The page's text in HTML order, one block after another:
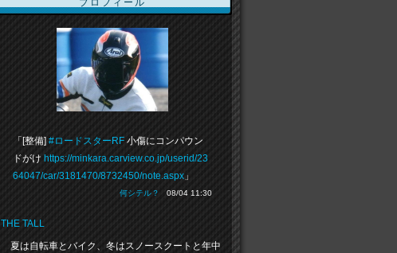
プロフィール
「[整備] #ロードスターRF 小傷にコンパウン
ドがけ https://minkara.carview.co.jp/userid/23
64047/car/3181470/8732450/note.aspx 」
何シテル？ 08/04 11:30
THE TALL
夏は自転車とバイク、冬はスノースクートと年中